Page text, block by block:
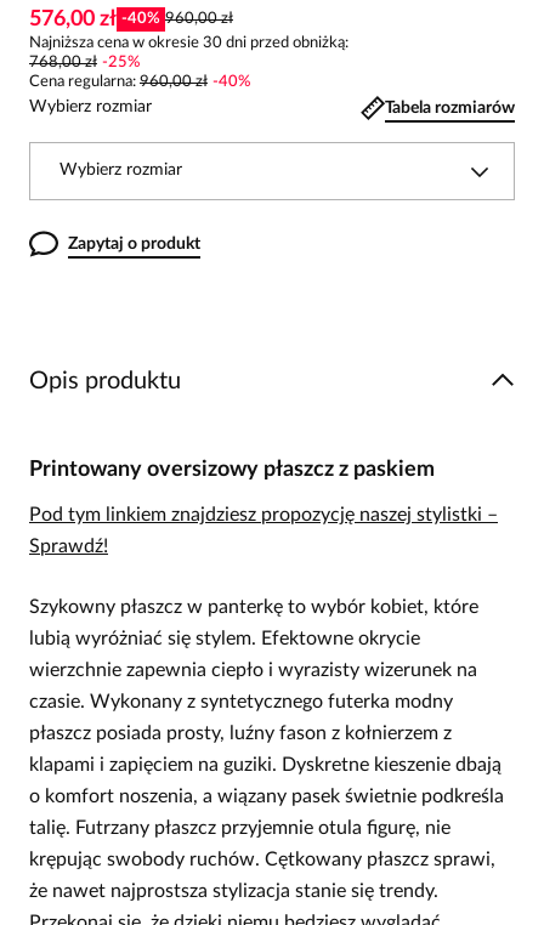
576,00 zł -40% 960,00 zł
Najniższa cena w okresie 30 dni przed obniżką:
768,00 zł -25%
Cena regularna: 960,00 zł -40%
Wybierz rozmiar Tabela rozmiarów
Wybierz rozmiar
Zapytaj o produkt
Opis produktu
Printowany oversizowy płaszcz z paskiem
Pod tym linkiem znajdziesz propozycję naszej stylistki –
Sprawdź!
Szykowny płaszcz w panterkę to wybór kobiet, które
lubią wyróżniać się stylem. Efektowne okrycie
wierzchnie zapewnia ciepło i wyrazisty wizerunek na
czasie. Wykonany z syntetycznego futerka modny
płaszcz posiada prosty, luźny fason z kołnierzem z
klapami i zapięciem na guziki. Dyskretne kieszenie dbają
o komfort noszenia, a wiązany pasek świetnie podkreśla
talię. Futrzany płaszcz przyjemnie otula figurę, nie
krępując swobody ruchów. Cętkowany płaszcz sprawi,
że nawet najprostsza stylizacja stanie się trendy.